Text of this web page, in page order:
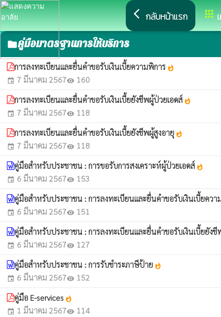
arrow_back_ios กลับหน้าแรก apps
folderคู่มือมาตรฐานการให้บริการ
การลงทะเบียนและยื่นคำขอรับเงินเบี้ยความพิการ whatshot
event 7 มีนาคม 2567visibility 160
การลงทะเบียนและยื่นคำขอรับเงินเบี้ยยังชีพผู้ป่วยเอดส์ whatshot
event 7 มีนาคม 2567visibility 118
การลงทะเบียนและยื่นคำขอรับเงินเบี้ยยังชีพผู้สูงอายุ whatshot
event 7 มีนาคม 2567visibility 118
คู่มือสำหรับประชาชน : การขอรับการสงเคราะห์ผู้ป่วยเอดส์ whatshot
event 6 มีนาคม 2567visibility 153
คู่มือสำหรับประชาชน : การลงทะเบียนและยื่นคำขอรับเงินเบี้ยคว
event 6 มีนาคม 2567visibility 151
คู่มือสำหรับประชาชน : การลงทะเบียนและยื่นคำขอรับเงินเบี้ยยัง
event 6 มีนาคม 2567visibility 127
คู่มือสำหรับประชาชน : การรับชำระภาษีป้าย whatshot
event 6 มีนาคม 2567visibility 152
คู่มือ E-services whatshot
event 1 มีนาคม 2567visibility 114